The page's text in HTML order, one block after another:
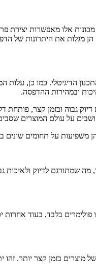
אלו מאפשרות
מגלות את היתרונות של
הדיגיטלי. כמו כן,
ובמהירות ההדפסה.
גבוה ובזמן קצר, פותחת
על עולם המוצרים
משפיעות על תחומים שונים
שמתורגם לדיוק ולאיכות
בלבד, בעוד
בזמן קצר יותר. זהו